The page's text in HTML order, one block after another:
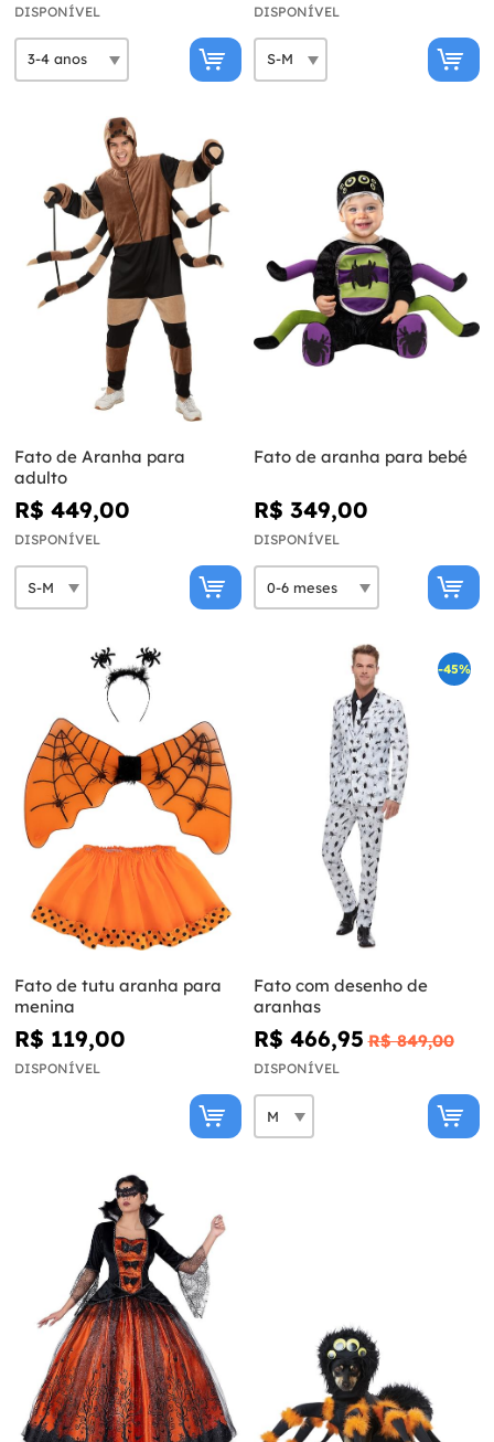
DISPONÍVEL DISPONÍVEL
Fato de Aranha para
adulto
R$ 449,00
DISPONÍVEL
Fato de aranha para bebé
R$ 349,00
DISPONÍVEL
Fato de tutu aranha para
menina
R$ 119,00
DISPONÍVEL
-45%
Fato com desenho de
aranhas
R$ 466,95 R$ 849,00
DISPONÍVEL